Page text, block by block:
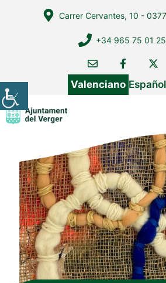
Carrer Cervantes, 10 -
+34 965 75 01 25
Valenciano Español